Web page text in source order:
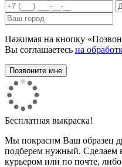
Нажимая на кнопку
Вы соглашаетесь на
Бесплатная выкраска!
Мы покрасим Ваш образец
подберем нужный. Сделаем
курьером или по почте,